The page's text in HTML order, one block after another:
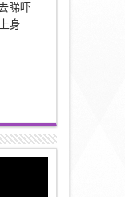
睇吓
身